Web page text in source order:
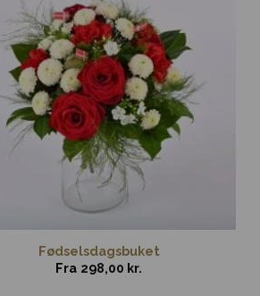
Fødselsdagsbuket
Fra 298,00 kr.